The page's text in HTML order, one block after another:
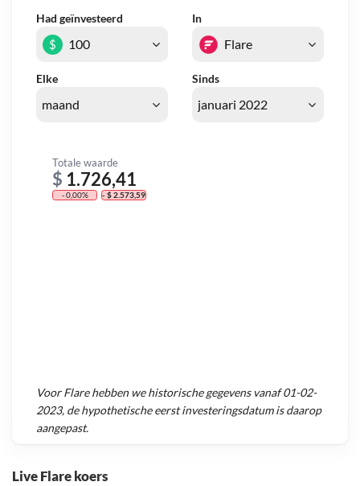
Live Flare koers
Had geïnvesteerd In
Elke Sinds
$
Totale waarde
$ 1.726,41
- 0,00% - $ 2.573,59
VoorFlarehebben we historische gegevens vanaf01-02-
2023, de hypothetische eerst investeringsdatum is daarop
aangepast.